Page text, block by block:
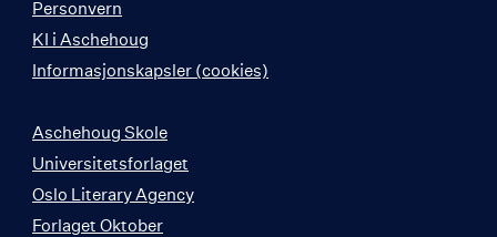
Personvern
KI i Aschehoug
Informasjonskapsler (cookies)
Aschehoug Skole
Universitetsforlaget
Oslo Literary Agency
Forlaget Oktober